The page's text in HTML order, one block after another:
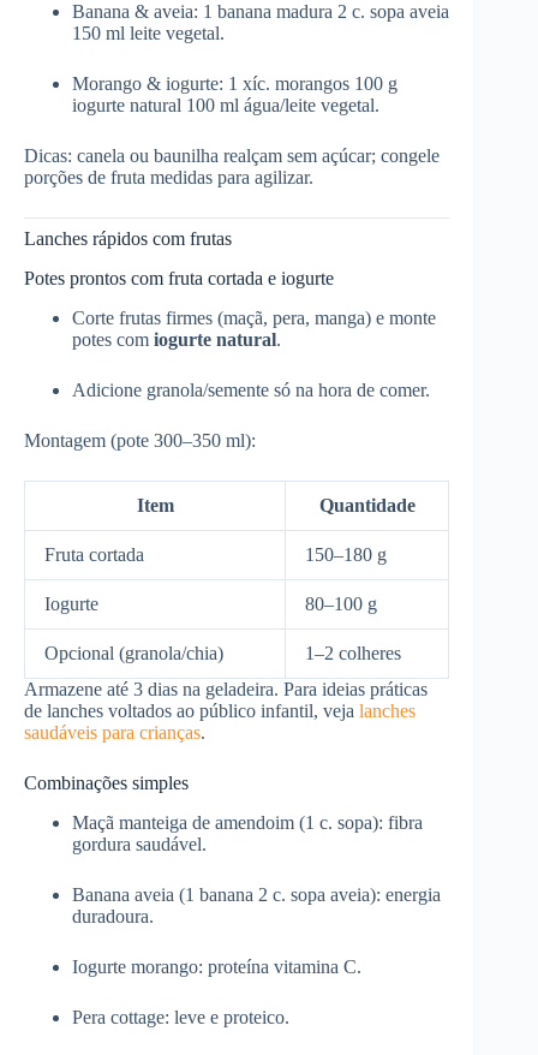
Banana & aveia: 1 banana madura 2 c. sopa aveia
150 ml leite vegetal.
Morango & iogurte: 1 xíc. morangos 100 g
iogurte natural 100 ml água/leite vegetal.
Dicas: canela ou baunilha realçam sem açúcar; congele
porções de fruta medidas para agilizar.
Lanches rápidos com frutas
Potes prontos com fruta cortada e iogurte
Corte frutas firmes (maçã, pera, manga) e monte
potes com iogurte natural.
Adicione granola/semente só na hora de comer.
Montagem (pote 300–350 ml):
Item Quantidade
Fruta cortada 150–180 g
Iogurte 80–100 g
Opcional (granola/chia)
1–2 colheres
Armazene até 3 dias na geladeira. Para ideias práticas
de lanches voltados ao público infantil, veja lanches
saudáveis para crianças.
Combinações simples
Maçã manteiga de amendoim (1 c. sopa): fibra
gordura saudável.
Banana aveia (1 banana 2 c. sopa aveia): energia
duradoura.
Iogurte morango: proteína vitamina C.
Pera cottage: leve e proteico.